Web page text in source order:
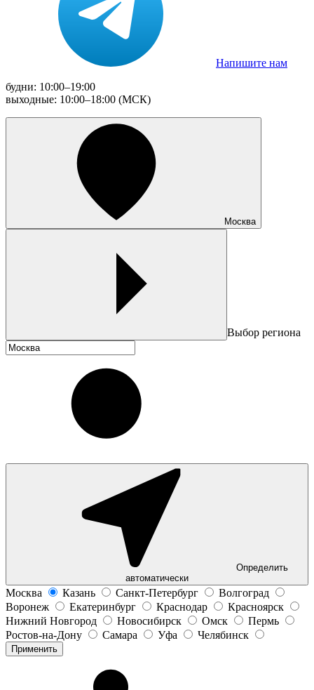
Напишите нам
будни: 10:00–19:00
выходные: 10:00–18:00 (МСК)
Москва
Выбор региона
Определить
автоматически
Москва Казань Санкт-Петербург
Волгоград
Воронеж
Екатеринбург Краснодар
Красноярск
Нижний Новгород
Новосибирск Омск
Пермь
Ростов-на-Дону
Самара Уфа Челябинск
Применить